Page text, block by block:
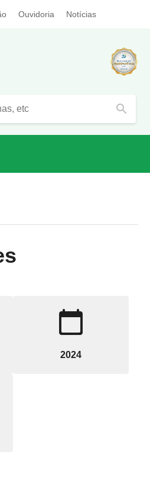
Ouvidoria Notícias
search
calendar_today
2024